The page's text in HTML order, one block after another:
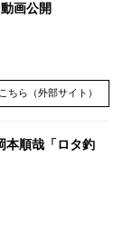
画公開
ちら（外部サイト）
本順哉「ロタ釣